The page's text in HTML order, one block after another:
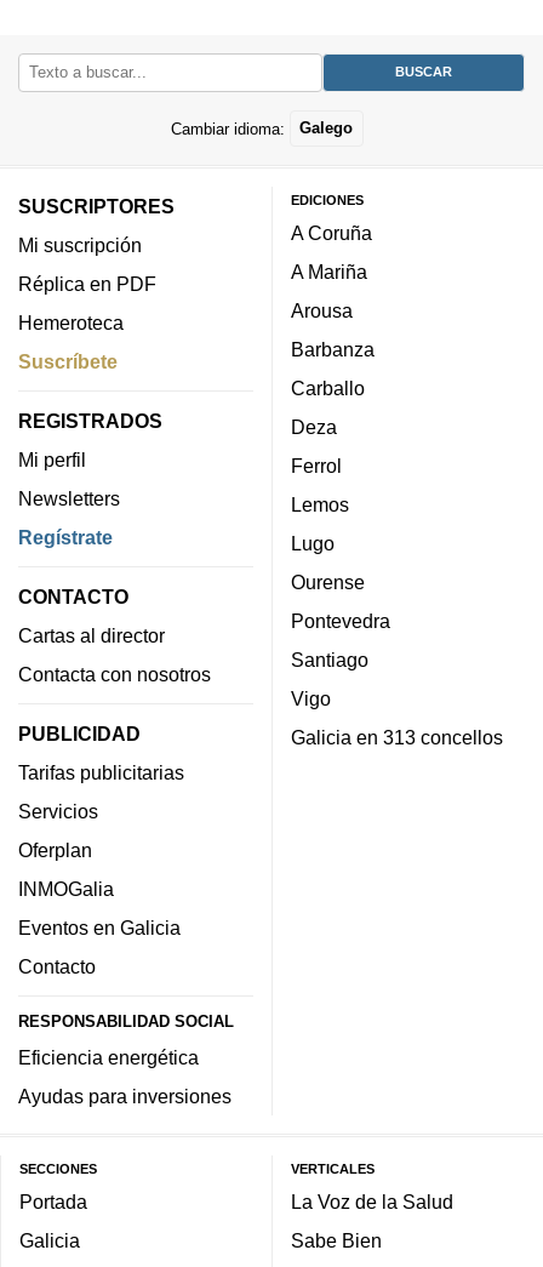
Cambiar idioma: Galego
SUSCRIPTORES
Mi suscripción
Réplica en PDF
Hemeroteca
Suscríbete
REGISTRADOS
Mi perfil
Newsletters
Regístrate
CONTACTO
Cartas al director
Contacta con nosotros
PUBLICIDAD
Tarifas publicitarias
Servicios
Oferplan
INMOGalia
Eventos en Galicia
Contacto
RESPONSABILIDAD SOCIAL
Eficiencia energética
Ayudas para inversiones
EDICIONES
A Coruña
A Mariña
Arousa
Barbanza
Carballo
Deza
Ferrol
Lemos
Lugo
Ourense
Pontevedra
Santiago
Vigo
Galicia en 313 concellos
SECCIONES
Portada
Galicia
VERTICALES
La Voz de la Salud
Sabe Bien